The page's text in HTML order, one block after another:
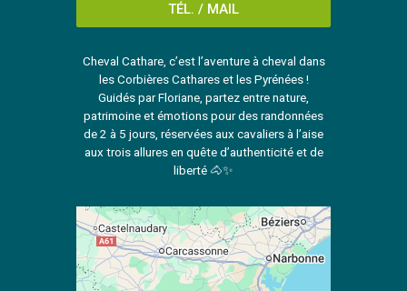
TÉL. / MAIL
Cheval Cathare, c’est l’aventure à cheval dans
les Corbières Cathares et les Pyrénées !
Guidés par Floriane, partez entre nature,
patrimoine et émotions pour des randonnées
de 2 à 5 jours, réservées aux cavaliers à l’aise
aux trois allures en quête d’authenticité et de
liberté 🐴✨